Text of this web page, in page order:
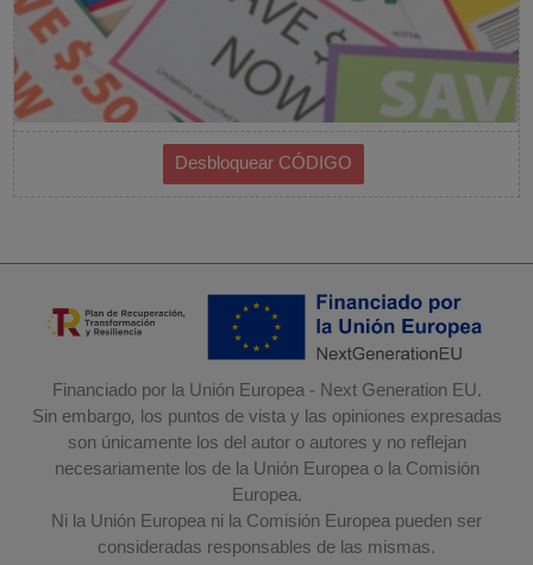
Financiado por la Unión Europea - Next Generation EU.
Sin embargo, los puntos de vista y las opiniones expresadas
son únicamente los del autor o autores y no reflejan
necesariamente los de la Unión Europea o la Comisión
Europea.
Ni la Unión Europea ni la Comisión Europea pueden ser
consideradas responsables de las mismas.